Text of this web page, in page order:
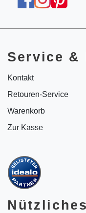
Service &
Kontakt
Retouren-Service
Warenkorb
Zur Kasse
Nützliches